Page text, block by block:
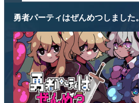
勇者パーティはぜんめつしました。